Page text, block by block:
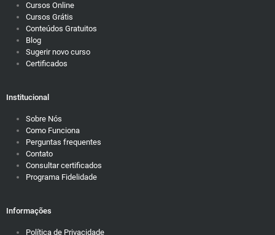
Cursos Online
Cursos Grátis
Conteúdos Gratuitos
Blog
Sugerir novo curso
Certificados
Institucional
Sobre Nós
Como Funciona
Perguntas frequentes
Contato
Consultar certificados
Programa Fidelidade
Informações
Política de Privacidade